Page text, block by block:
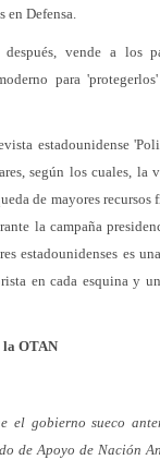
en Defensa.
después, vende a los
para
estadounidense
según los cuales, la
de mayores recursos
la campaña
estadounidenses es
en cada esquina y
la OTAN
el gobierno sueco
de Apoyo de Nación